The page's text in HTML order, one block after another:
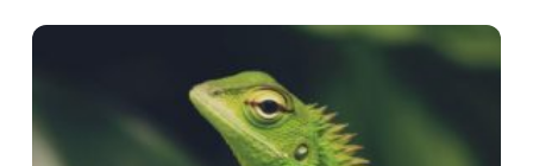
har länge lockat människors fas...